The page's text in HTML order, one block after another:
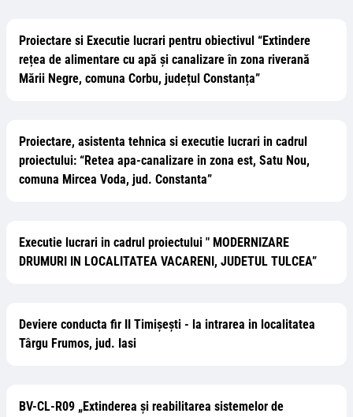
Proiectare si Executie lucrari pentru obiectivul “Extindere
rețea de alimentare cu apă și canalizare în zona riverană
Mării Negre, comuna Corbu, județul Constanța”
Proiectare, asistenta tehnica si executie lucrari in cadrul
proiectului: “Retea apa-canalizare in zona est, Satu Nou,
comuna Mircea Voda, jud. Constanta”
Executie lucrari in cadrul proiectului " MODERNIZARE
DRUMURI IN LOCALITATEA VACARENI, JUDETUL TULCEA”
Deviere conducta fir II Timișești - la intrarea in localitatea
Târgu Frumos, jud. Iasi
BV-CL-R09 „Extinderea și reabilitarea sistemelor de